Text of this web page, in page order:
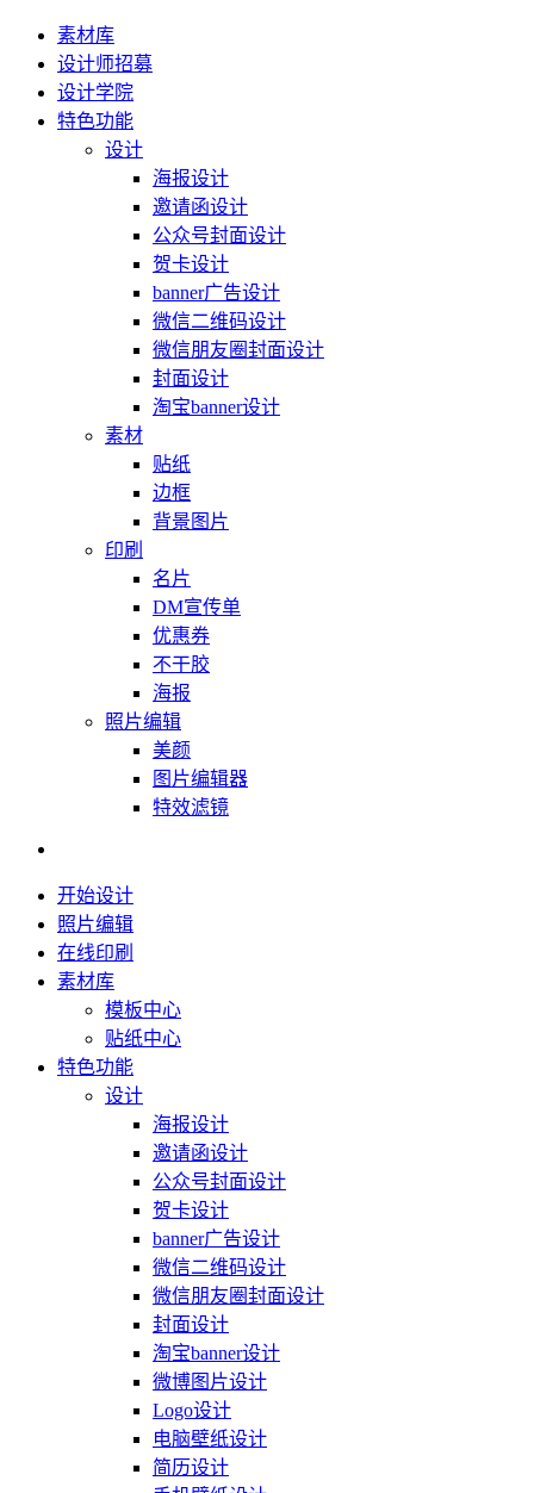
素材库
设计师招募
设计学院
特色功能
设计
海报设计
邀请函设计
公众号封面设计
贺卡设计
banner广告设计
微信二维码设计
微信朋友圈封面设计
封面设计
淘宝banner设计
素材
贴纸
边框
背景图片
印刷
名片
DM宣传单
优惠券
不干胶
海报
照片编辑
美颜
图片编辑器
特效滤镜
开始设计
照片编辑
在线印刷
素材库
模板中心
贴纸中心
特色功能
设计
海报设计
邀请函设计
公众号封面设计
贺卡设计
banner广告设计
微信二维码设计
微信朋友圈封面设计
封面设计
淘宝banner设计
微博图片设计
Logo设计
电脑壁纸设计
简历设计